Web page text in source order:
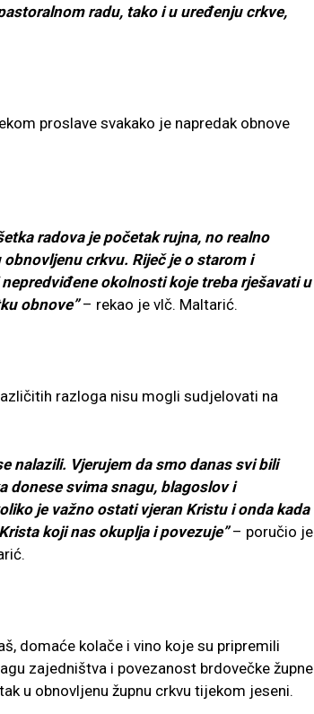
radu, tako i u uređenju crkve,
proslave svakako je napredak obnove
radova je početak rujna, no realno
crkvu. Riječ je o starom i
okolnosti koje treba rješavati u
obnove”– rekao je vlč. Maltarić.
razloga nisu mogli sudjelovati na
nalazili. Vjerujem da smo danas svi bili
donese svima snagu, blagoslov i
je važno ostati vjeran Kristu i onda kada
koji nas okuplja i povezuje”– poručio je
domaće kolače i vino koje su pripremili
zajedništva i povezanost brdovečke župne
u obnovljenu župnu crkvu tijekom jeseni.